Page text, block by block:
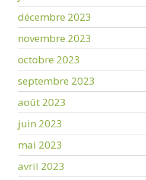
décembre 2023
novembre 2023
octobre 2023
septembre 2023
août 2023
juin 2023
mai 2023
avril 2023